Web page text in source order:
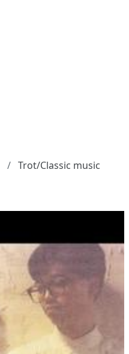
Trot/Classic music